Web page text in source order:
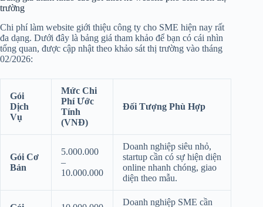
trường
Chi phí làm website giới thiệu công ty cho SME hiện nay rất
đa dạng. Dưới đây là bảng giá tham khảo để bạn có cái nhìn
tổng quan, được cập nhật theo khảo sát thị trường vào tháng
02/2026:
Gói
Dịch
Vụ
Mức Chi
Phí Ước
Tính
(VNĐ)
Đối Tượng Phù Hợp
Gói Cơ
Bản
5.000.000
–
10.000.000
Doanh nghiệp siêu nhỏ,
startup cần có sự hiện diện
online nhanh chóng, giao
diện theo mẫu.
Doanh nghiệp SME cần